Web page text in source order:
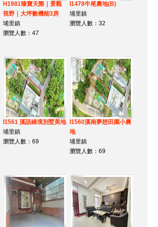
H1981臻寶天際｜景觀
視野｜大坪數機能3房
埔里鎮
瀏覽人數：47
I1478牛尾農地(B)
埔里鎮
瀏覽人數：32
I1561 溪語綠境別墅美地
埔里鎮
瀏覽人數：69
I1560溪南夢想田園小農
地
埔里鎮
瀏覽人數：69